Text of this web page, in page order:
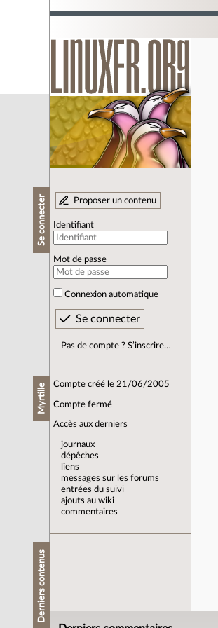
Se connecter Proposer un contenu
Identifiant
Mot de passe
Connexion automatique
Pas de compte ? S’inscrire…
Myrtille Compte créé le 21/06/2005
Compte fermé
Accès aux derniers
journaux
dépêches
liens
messages sur les forums
entrées du suivi
ajouts au wiki
commentaires
Derniers contenus